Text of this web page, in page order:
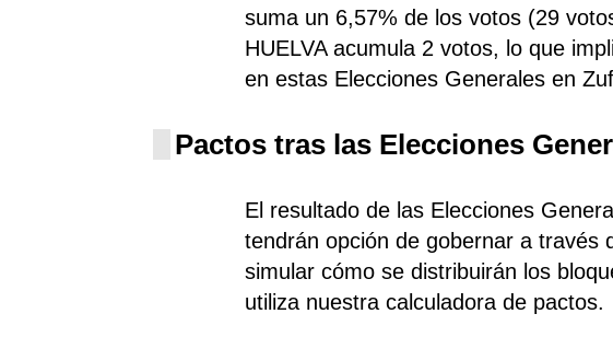
suma un 6,57% de los votos (29
HUELVA acumula 2 votos, lo que
en estas Elecciones Generales en
Pactos tras las Elecciones
El resultado de las Elecciones
tendrán opción de gobernar a través
simular cómo se distribuirán los
utiliza nuestra calculadora de pactos.